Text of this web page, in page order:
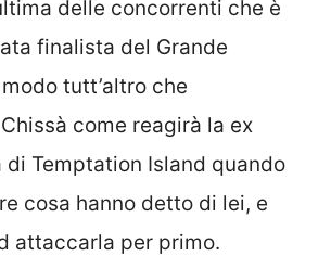
delle concorrenti che è
finalista del Grande
tutt’altro che
come reagirà la ex
Temptation Island quando
cosa hanno detto di lei, e
attaccarla per primo.